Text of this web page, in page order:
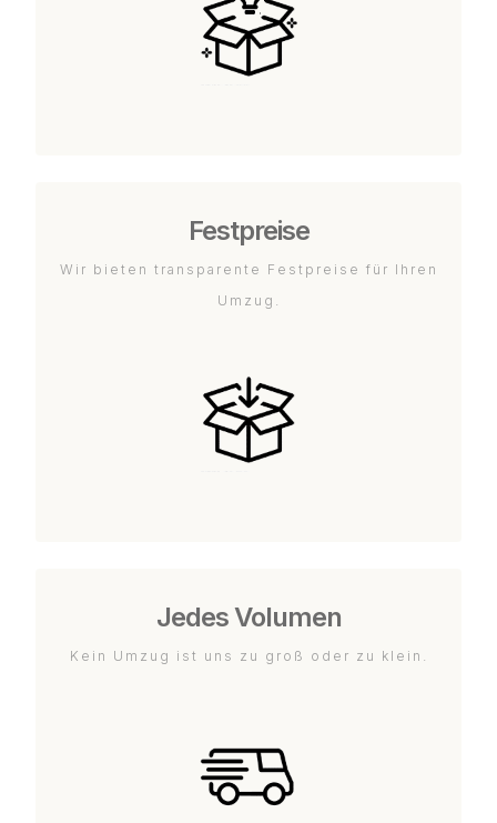
Festpreise
Wir bieten transparente Festpreise für Ihren
Umzug.
Jedes Volumen
Kein Umzug ist uns zu groß oder zu klein.